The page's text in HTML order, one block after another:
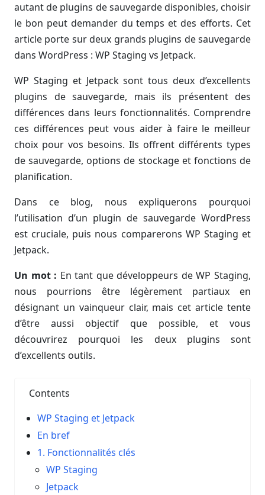
autant de plugins de sauvegarde disponibles, choisir
le bon peut demander du temps et des efforts. Cet
article porte sur deux grands plugins de sauvegarde
dans WordPress : WP Staging vs Jetpack.
WP Staging et Jetpack sont tous deux d’excellents
plugins de sauvegarde, mais ils présentent des
différences dans leurs fonctionnalités. Comprendre
ces différences peut vous aider à faire le meilleur
choix pour vos besoins. Ils offrent différents types
de sauvegarde, options de stockage et fonctions de
planification.
Dans ce blog, nous expliquerons pourquoi
l’utilisation d’un plugin de sauvegarde WordPress
est cruciale, puis nous comparerons WP Staging et
Jetpack.
Un mot : En tant que développeurs de WP Staging,
nous pourrions être légèrement partiaux en
désignant un vainqueur clair, mais cet article tente
d’être aussi objectif que possible, et vous
découvrirez pourquoi les deux plugins sont
d’excellents outils.
Contents
WP Staging et Jetpack
En bref
1. Fonctionnalités clés
WP Staging
Jetpack